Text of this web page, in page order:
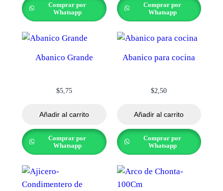
Comprar por
Whatsapp
Comprar por
Whatsapp
Abanico Grande
$5,75
Añadir al carrito
Comprar por
Whatsapp
Abanico para cocina
$2,50
Añadir al carrito
Comprar por
Whatsapp